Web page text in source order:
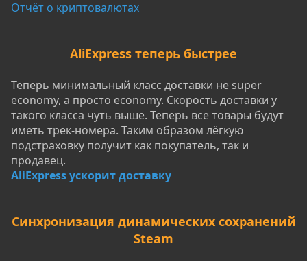
Отчёт о криптовалютах
AliExpress теперь быстрее
Теперь минимальный класс доставки не super
economy, а просто economy. Скорость доставки у
такого класса чуть выше. Теперь все товары будут
иметь трек-номера. Таким образом лёгкую
подстраховку получит как покупатель, так и
продавец.
AliExpress ускорит доставку
Синхронизация динамических сохранений
Steam